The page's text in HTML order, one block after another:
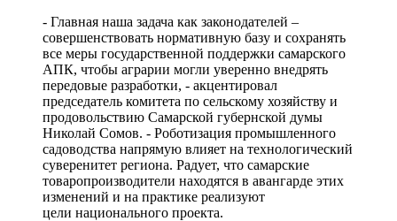
- Главная наша задача как законодателей –
совершенствовать нормативную базу и сохранять
все меры государственной поддержки самарского
АПК, чтобы аграрии могли уверенно внедрять
передовые разработки, - акцентировал
председатель комитета по сельскому хозяйству и
продовольствию Самарской губернской думы
Николай Сомов. - Роботизация промышленного
садоводства напрямую влияет на технологический
суверенитет региона. Радует, что самарские
товаропроизводители находятся в авангарде этих
изменений и на практике реализуют
цели национального проекта.